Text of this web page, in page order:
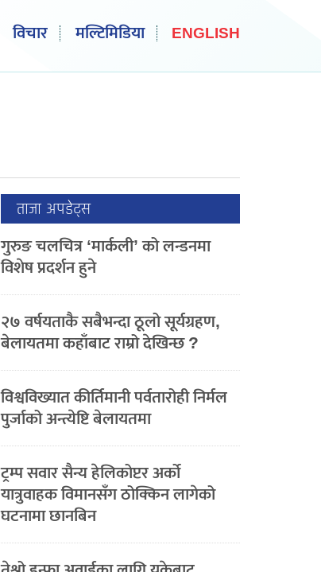
विचार मल्टिमिडिया ENGLISH
ताजा अपडेट्स
गुरुङ चलचित्र ‘मार्कली’ को लन्डनमा
विशेष प्रदर्शन हुने
२७ वर्षयताकै सबैभन्दा ठूलो सूर्यग्रहण,
बेलायतमा कहाँबाट राम्रो देखिन्छ ?
विश्वविख्यात कीर्तिमानी पर्वतारोही निर्मल
पुर्जाको अन्त्येष्टि बेलायतमा
ट्रम्प सवार सैन्य हेलिकोप्टर अर्को
यात्रुवाहक विमानसँग ठोक्किन लागेको
घटनामा छानबिन